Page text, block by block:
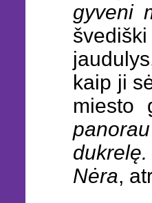
gyveni
kaip ji
miesto
Nėra,